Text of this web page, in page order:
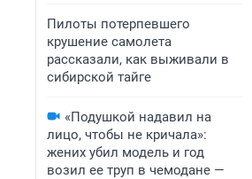
Пилоты потерпевшего
крушение самолета
рассказали, как выживали в
сибирской тайге
«Подушкой надавил на
лицо, чтобы не кричала»:
жених убил модель и год
возил ее труп в чемодане —